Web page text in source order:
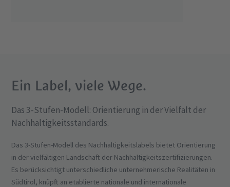
Ein Label, viele Wege.
Das 3-Stufen-Modell: Orientierung in der Vielfalt der
Nachhaltigkeitsstandards.
Das 3-Stufen-Modell des Nachhaltigkeitslabels bietet Orientierung
in der vielfältigen Landschaft der Nachhaltigkeitszertifizierungen.
Es berücksichtigt unterschiedliche unternehmerische Realitäten in
Südtirol, knüpft an etablierte nationale und internationale